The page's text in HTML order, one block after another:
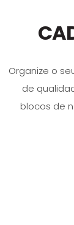
Organize o
de
blocos de